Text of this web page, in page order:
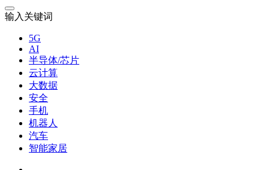
输入关键词
5G
AI
半导体/芯片
云计算
大数据
安全
手机
机器人
汽车
智能家居